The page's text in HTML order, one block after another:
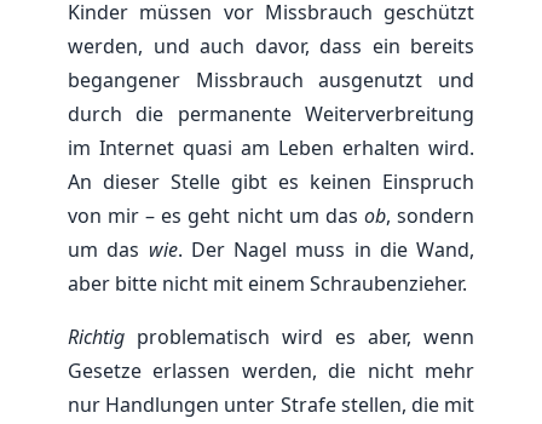
Kinder müssen vor Missbrauch geschützt
werden, und auch davor, dass ein bereits
begangener Missbrauch ausgenutzt und
durch die permanente Weiterverbreitung
im Internet quasi am Leben erhalten wird.
An dieser Stelle gibt es keinen Einspruch
von mir – es geht nicht um das ob, sondern
um das wie. Der Nagel muss in die Wand,
aber bitte nicht mit einem Schraubenzieher.
Richtig problematisch wird es aber, wenn
Gesetze erlassen werden, die nicht mehr
nur Handlungen unter Strafe stellen, die mit